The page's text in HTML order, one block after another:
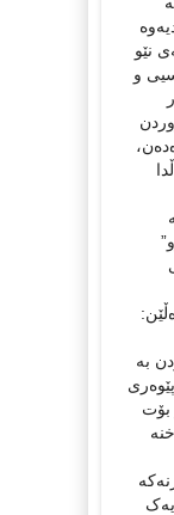
نێو
و
بە
بۆت